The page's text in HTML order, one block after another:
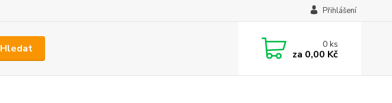
Přihlášení
Hledat 0ks
za 0,00 Kč